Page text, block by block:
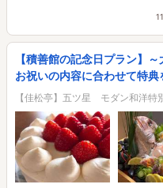
【積善館の記念日プラン】
お祝いの内容に合わせて特
【佳松亭】五ツ星 モダン和洋特